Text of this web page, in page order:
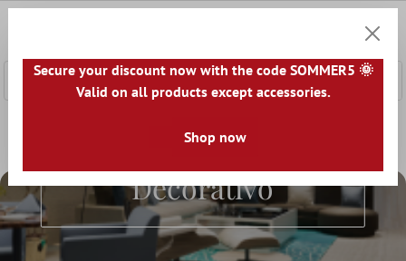
Il mondo delle piastrelle Piastrelle per aspetto
Piastrelle Dall'aspetto
Decorativo
Secure your discount now with the code SOMMER5 🌞
Valid on all products except accessories.
Shop now